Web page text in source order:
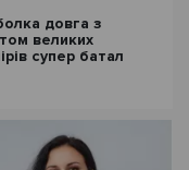
довга з
великих
супер батал